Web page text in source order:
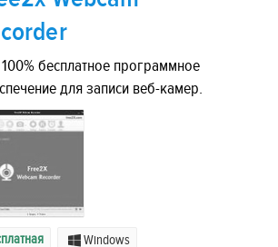
бесплатное программное
для записи веб-камер.
Windows